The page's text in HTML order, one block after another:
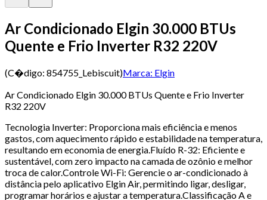
Ar Condicionado Elgin 30.000 BTUs
Quente e Frio Inverter R32 220V
(C�digo: 854755_Lebiscuit)Marca: Elgin
Ar Condicionado Elgin 30.000 BTUs Quente e Frio Inverter
R32 220V
Tecnologia Inverter: Proporciona mais eficiência e menos
gastos, com aquecimento rápido e estabilidade na temperatura,
resultando em economia de energia.Fluído R-32: Eficiente e
sustentável, com zero impacto na camada de ozônio e melhor
troca de calor.Controle Wi-Fi: Gerencie o ar-condicionado à
distância pelo aplicativo Elgin Air, permitindo ligar, desligar,
programar horários e ajustar a temperatura.Classificação A e